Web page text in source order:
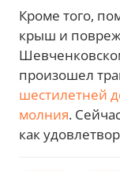
Кроме того,
крыш и
произошел
шестилетней
молния.
как